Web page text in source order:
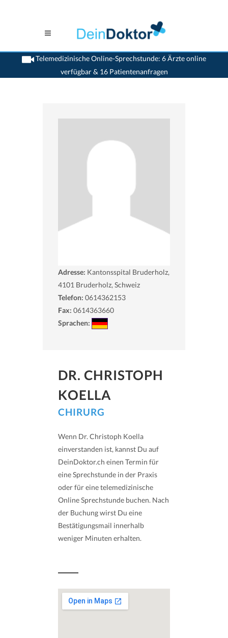
Telemedizinische Online-Sprechstunde: 6 Ärzte online
verfügbar & 16 Patientenanfragen
>Chirurgen>Bruderholz>Dr. Christoph Koella>Termin mit Dr. Christoph Koella
Adresse: Kantonsspital Bruderholz,
4101 Bruderholz, Schweiz
Telefon: 0614362153
Fax: 0614363660
Sprachen:
DR. CHRISTOPH
KOELLA
CHIRURG
Wenn Dr. Christoph Koella
einverstanden ist, kannst Du auf
DeinDoktor.ch einen Termin für
eine Sprechstunde in der Praxis
oder für eine telemedizinische
Online Sprechstunde buchen. Nach
der Buchung wirst Du eine
Bestätigungsmail innerhalb
weniger Minuten erhalten.